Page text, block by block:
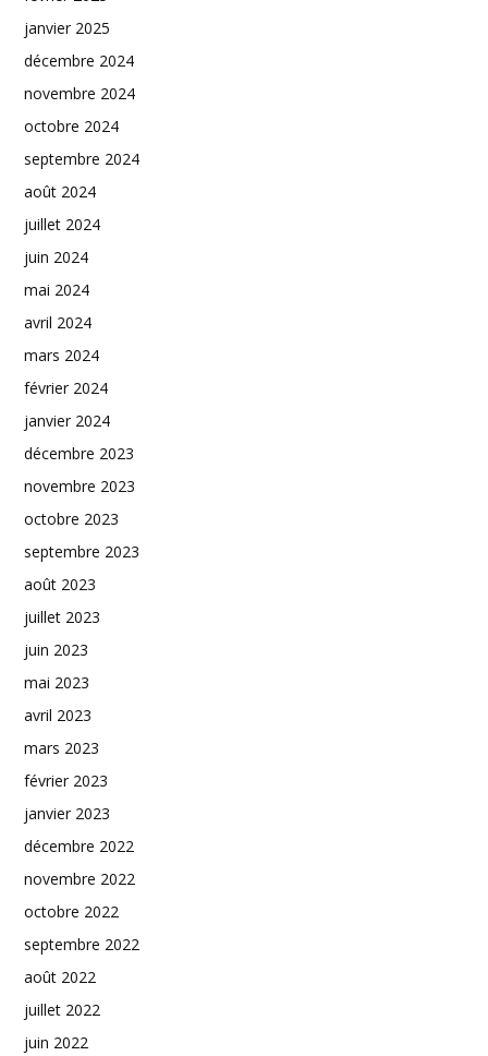
janvier 2025
décembre 2024
novembre 2024
octobre 2024
septembre 2024
août 2024
juillet 2024
juin 2024
mai 2024
avril 2024
mars 2024
février 2024
janvier 2024
décembre 2023
novembre 2023
octobre 2023
septembre 2023
août 2023
juillet 2023
juin 2023
mai 2023
avril 2023
mars 2023
février 2023
janvier 2023
décembre 2022
novembre 2022
octobre 2022
septembre 2022
août 2022
juillet 2022
juin 2022